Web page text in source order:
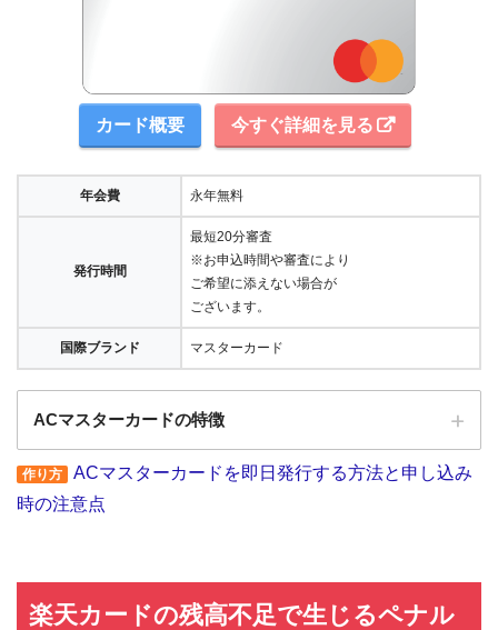
カード概要 今すぐ詳細を見る
年会費 永年無料
発行時間
最短20分審査
※お申込時間や審査により
ご希望に添えない場合が
ございます。
国際ブランド マスターカード
ACマスターカードの特徴
全国にある自動契約機（
除き年中無休）
契約日の翌日から30日間は金利0円でキャッシング利用可能
作り方
ACマスターカードを即日発行する方法と申し込み
時の注意点
楽天カードの残高不足で生じるペナル